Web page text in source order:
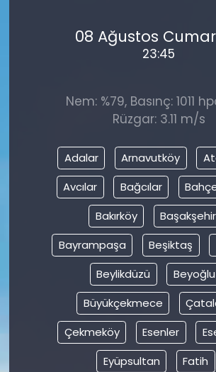
08 Ağustos
23:45
Nem: %79, Basınç: 1011
Rüzgar: 3.11 m/s
Adalar Arnavutköy
Avcılar
Bağcılar
Bakırköy
Başakşehir
Bayrampaşa
Beşiktaş
Beylikdüzü
Beyoğlu
Büyükçekmece
Çekmeköy
Esenler
Eyüpsultan
Fatih
Magazin
Nöbetçi Eczaneler
Otomobil Dünyası
Politika
Spor
Teknoloji
TÜRKiYE
Video Galeri